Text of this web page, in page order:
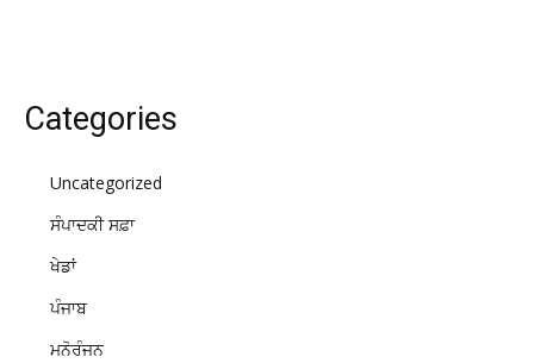
Categories
Uncategorized
ਸੰਪਾਦਕੀ ਸਫ਼ਾ
ਖੇਡਾਂ
ਪੰਜਾਬ
ਮਨੋਰੰਜਨ